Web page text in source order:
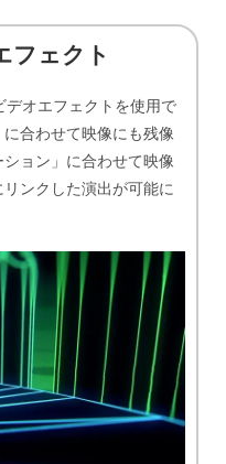
フェクト
デオエフェクトを使用で
合わせて映像にも残像
ョン」に合わせて映像
ンクした演出が可能に